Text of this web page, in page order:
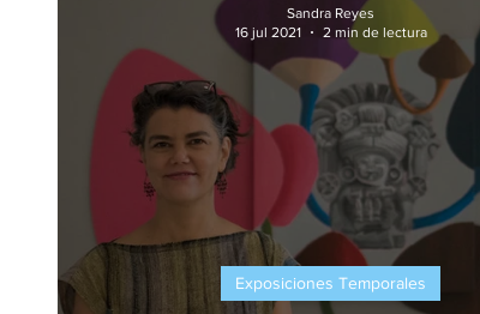
Exposiciones Temporales
Sandra Reyes
16 jul 2021
2 min de lectura